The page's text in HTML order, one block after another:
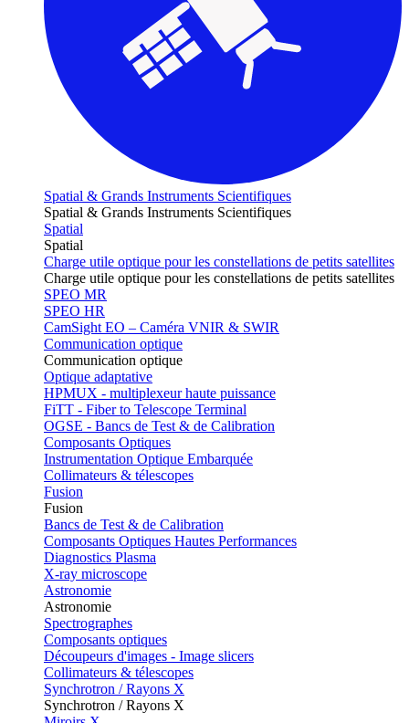
Spatial & Grands Instruments Scientifiques
Spatial & Grands Instruments Scientifiques
Spatial
Spatial
Charge utile optique pour les constellations de petits satellites
Charge utile optique pour les constellations de petits satellites
SPEO MR
SPEO HR
CamSight EO – Caméra VNIR & SWIR
Communication optique
Communication optique
Optique adaptative
HPMUX - multiplexeur haute puissance
FiTT - Fiber to Telescope Terminal
OGSE - Bancs de Test & de Calibration
Composants Optiques
Instrumentation Optique Embarquée
Collimateurs & télescopes
Fusion
Fusion
Bancs de Test & de Calibration
Composants Optiques Hautes Performances
Diagnostics Plasma
X-ray microscope
Astronomie
Astronomie
Spectrographes
Composants optiques
Découpeurs d'images - Image slicers
Collimateurs & télescopes
Synchrotron / Rayons X
Synchrotron / Rayons X